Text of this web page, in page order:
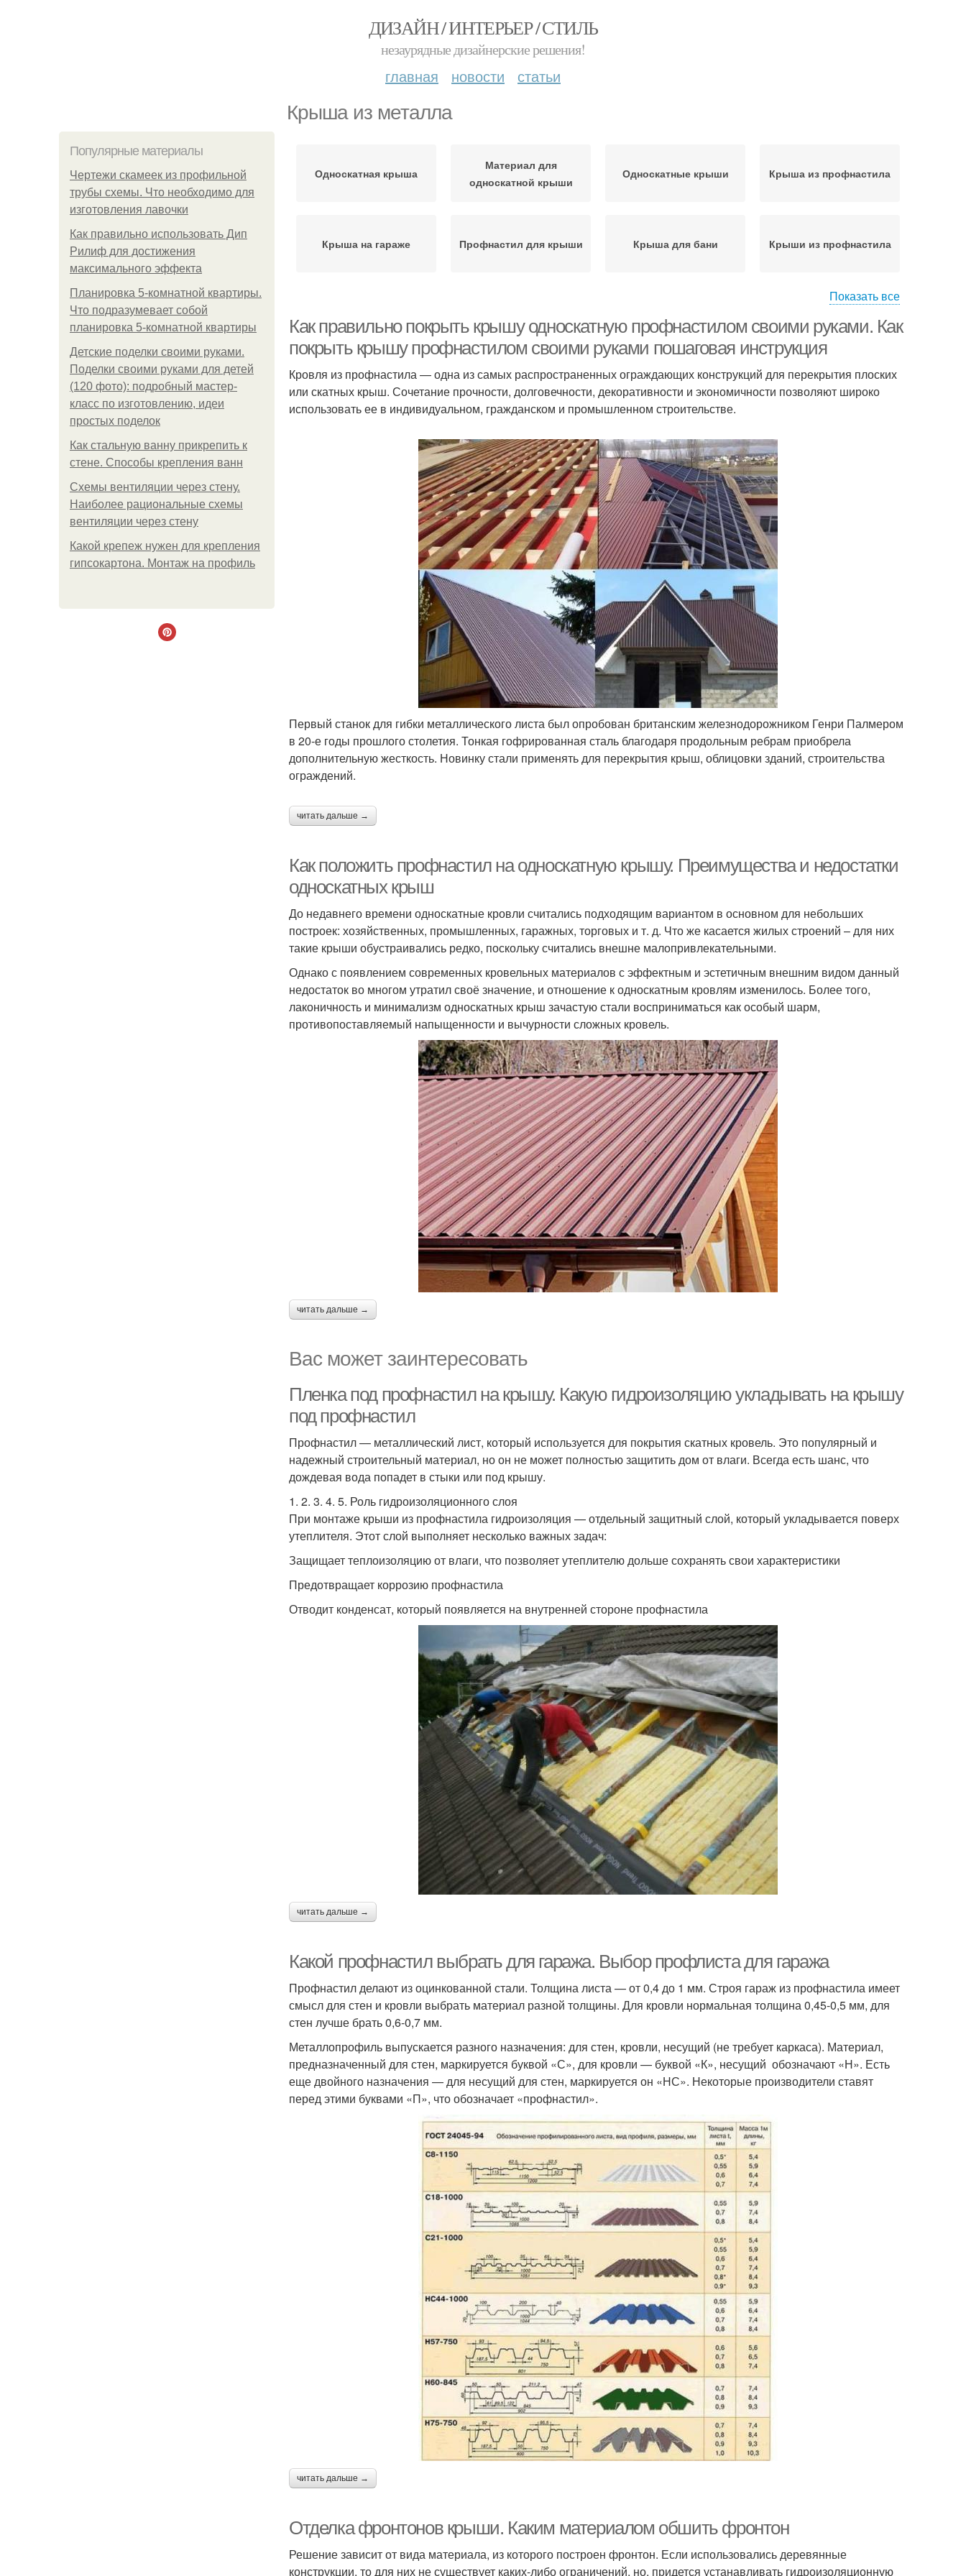
ДИЗАЙН / ИНТЕРЬЕР / СТИЛЬ
незаурядные дизайнерские решения!
главная новости статьи
Крыша из металла
Популярные материалы
Чертежи скамеек из профильной
трубы схемы. Что необходимо для
изготовления лавочки
Как правильно использовать Дип
Рилиф для достижения
максимального эффекта
Планировка 5-комнатной квартиры.
Что подразумевает собой
планировка 5-комнатной квартиры
Детские поделки своими руками.
Поделки своими руками для детей
(120 фото): подробный мастер-
класс по изготовлению, идеи
простых поделок
Как стальную ванну прикрепить к
стене. Способы крепления ванн
Схемы вентиляции через стену.
Наиболее рациональные схемы
вентиляции через стену
Какой крепеж нужен для крепления
гипсокартона. Монтаж на профиль
Односкатная крыша
Материал для
односкатной крыши
Односкатные крыши Крыша из профнастила
Крыша на гараже Профнастил для крыши Крыша для бани Крыши из профнастила
Показать все
Как правильно покрыть крышу односкатную профнастилом своими руками. Как
покрыть крышу профнастилом своими руками пошаговая инструкция
Кровля из профнастила — одна из самых распространенных ограждающих конструкций для перекрытия плоских
или скатных крыш. Сочетание прочности, долговечности, декоративности и экономичности позволяют широко
использовать ее в индивидуальном, гражданском и промышленном строительстве.
Первый станок для гибки металлического листа был опробован британским железнодорожником Генри Палмером
в 20-е годы прошлого столетия. Тонкая гофрированная сталь благодаря продольным ребрам приобрела
дополнительную жесткость. Новинку стали применять для перекрытия крыш, облицовки зданий, строительства
ограждений.
читать дальше →
Как положить профнастил на односкатную крышу. Преимущества и недостатки
односкатных крыш
До недавнего времени односкатные кровли считались подходящим вариантом в основном для небольших
построек: хозяйственных, промышленных, гаражных, торговых и т. д. Что же касается жилых строений – для них
такие крыши обустраивались редко, поскольку считались внешне малопривлекательными.
Однако с появлением современных кровельных материалов с эффектным и эстетичным внешним видом данный
недостаток во многом утратил своё значение, и отношение к односкатным кровлям изменилось. Более того,
лаконичность и минимализм односкатных крыш зачастую стали восприниматься как особый шарм,
противопоставляемый напыщенности и вычурности сложных кровель.
читать дальше →
Вас может заинтересовать
Пленка под профнастил на крышу. Какую гидроизоляцию укладывать на крышу
под профнастил
Профнастил — металлический лист, который используется для покрытия скатных кровель. Это популярный и
надежный строительный материал, но он не может полностью защитить дом от влаги. Всегда есть шанс, что
дождевая вода попадет в стыки или под крышу.
1. 2. 3. 4. 5. Роль гидроизоляционного слоя
При монтаже крыши из профнастила гидроизоляция — отдельный защитный слой, который укладывается поверх
утеплителя. Этот слой выполняет несколько важных задач:
Защищает теплоизоляцию от влаги, что позволяет утеплителю дольше сохранять свои характеристики
Предотвращает коррозию профнастила
Отводит конденсат, который появляется на внутренней стороне профнастила
читать дальше →
Какой профнастил выбрать для гаража. Выбор профлиста для гаража
Профнастил делают из оцинкованной стали. Толщина листа — от 0,4 до 1 мм. Строя гараж из профнастила имеет
смысл для стен и кровли выбрать материал разной толщины. Для кровли нормальная толщина 0,45-0,5 мм, для
стен лучше брать 0,6-0,7 мм.
Металлопрофиль выпускается разного назначения: для стен, кровли, несущий (не требует каркаса). Материал,
предназначенный для стен, маркируется буквой «С», для кровли — буквой «К», несущий обозначают «Н». Есть
еще двойного назначения — для несущий для стен, маркируется он «НС». Некоторые производители ставят
перед этими буквами «П», что обозначает «профнастил».
читать дальше →
Отделка фронтонов крыши. Каким материалом обшить фронтон
Решение зависит от вида материала, из которого построен фронтон. Если использовались деревянные
конструкции, то для них не существует каких-либо ограничений, но, придется устанавливать гидроизоляционную